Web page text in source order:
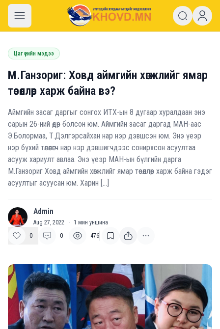
khovd.mn
Цаг үеийн мэдээ
М.Ганзориг: Ховд аймгийн хөгжлийг ямар
төсөөллөөр харж байна вэ?
Аймгийн засаг даргыг сонгох ИТХ-ын 8 дугаар хуралдаан энэ
сарын 26-ний өдөр болсон юм. Аймгийн засаг даргад МАН-аас
Э.Болормаа, Т.Дэлгэрсайхан нар нэр дэвшсэн юм. Энэ үеэр
нэр бүхий төлөөлөгч нар нэр дэвшигчдээс сонирхсон асуултаа
асууж хариулт авлаа. Энэ үеэр МАН-ын бүлгийн дарга
М.Ганзориг Ховд аймгийн хөгжлийг ямар төсөөллөөр харж байна гэдэг
асуултыг асуусан юм. Харин […]
A Admin
Aug 27, 2022 · 1 мин уншина
0
0 476